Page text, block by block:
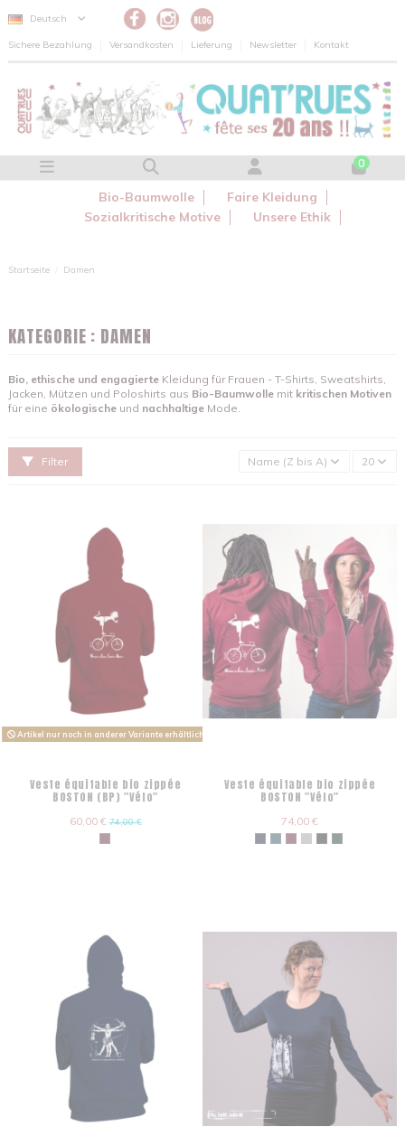
Deutsch
Sichere Bezahlung Versandkosten Lieferung Newsletter Kontakt
0
Bio-Baumwolle
Faire Kleidung
Sozialkritische Motive
Unsere Ethik
Startseite Damen
KATEGORIE : DAMEN
Bio, ethische und engagierte Kleidung für Frauen - T-Shirts, Sweatshirts,
Jacken, Mützen und Poloshirts aus Bio-Baumwolle mit kritischen Motiven
für eine ökologische und nachhaltige Mode.
Filter Name (Z bis A) 20
Artikel nur noch in anderer Variante erhältlich
Veste équitable bio zippée
BOSTON (BP) "Vélo"
60,00 €74,00 €
Veste équitable bio zippée
BOSTON "Vélo"
74,00 €